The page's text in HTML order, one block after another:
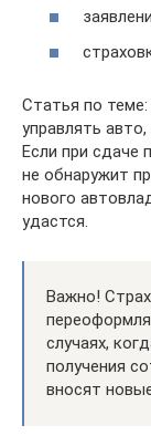
Статья по
управлять
Если при сдаче
не обнаружит
нового
удастся.
Важно!
случаях,
получения
вносят